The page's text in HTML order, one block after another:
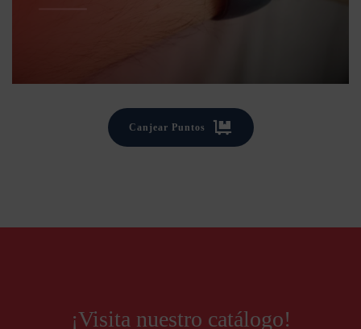
Canjear Puntos
¡Visita nuestro catálogo!